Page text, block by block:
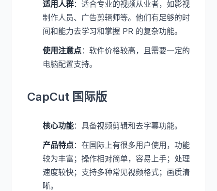
适用人群：适合专业的视频从业者，如影视
制作人员、广告剪辑师等。他们有足够的时
间和能力去学习和掌握 PR 的复杂功能。
使用注意点：软件价格较高，且需要一定的
电脑配置支持。
CapCut 国际版
核心功能：具备视频剪辑和去字幕功能。
产品特点：在国际上有很多用户使用，功能
较为丰富；操作相对简单，容易上手；处理
速度较快；支持多种常见视频格式；画质清
晰。